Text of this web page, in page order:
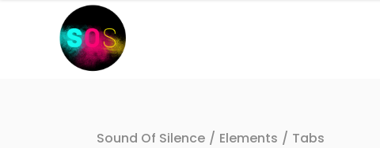
Sound Of Silence / Elements / Tabs